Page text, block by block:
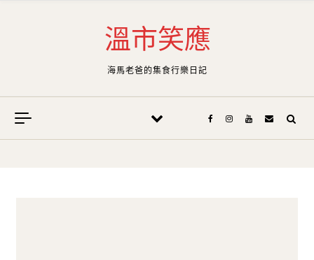
溫市笑應
海馬老爸的集食行樂日記